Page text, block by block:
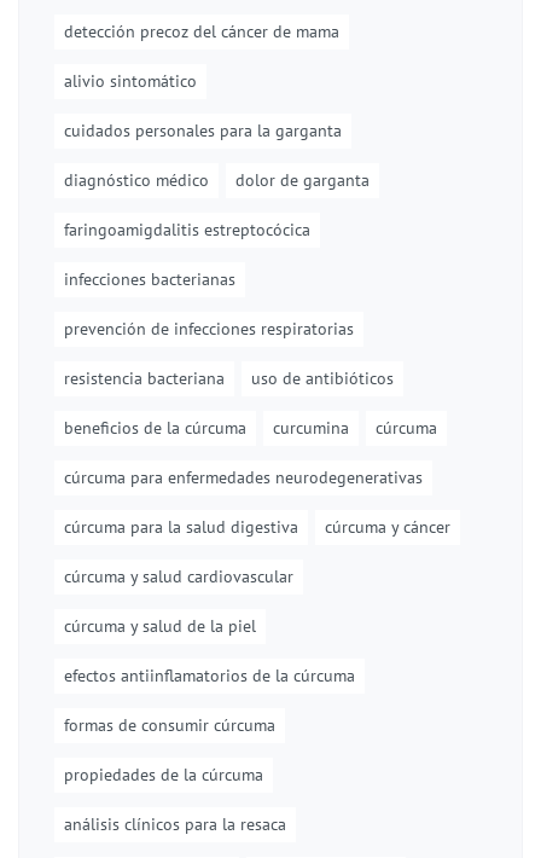
detección precoz del cáncer de mama
alivio sintomático
cuidados personales para la garganta
diagnóstico médico dolor de garganta
faringoamigdalitis estreptocócica
infecciones bacterianas
prevención de infecciones respiratorias
resistencia bacteriana uso de antibióticos
beneficios de la cúrcuma curcumina cúrcuma
cúrcuma para enfermedades neurodegenerativas
cúrcuma para la salud digestiva cúrcuma y cáncer
cúrcuma y salud cardiovascular
cúrcuma y salud de la piel
efectos antiinflamatorios de la cúrcuma
formas de consumir cúrcuma
propiedades de la cúrcuma
análisis clínicos para la resaca